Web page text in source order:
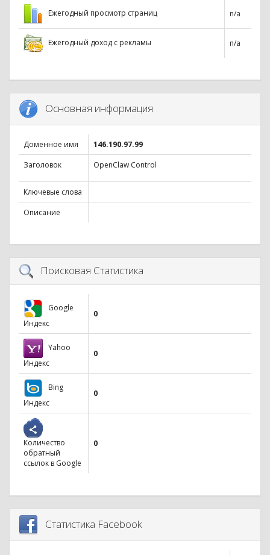
Ежегодный просмотр страниц n/a
Ежегодный доход с рекламы n/a
Основная информация
Доменное имя
146.190.97.99
Заголовок
OpenClaw Control
Ключевые слова
Описание
Поисковая Статистика
Google
Индекс
0
Yahoo
Индекс
0
Bing
Индекс
0
Количество
обратный
ссылок в Google
0
Статистика Facebook